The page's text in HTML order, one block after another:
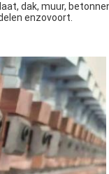
dak, muur,
enzovoort.